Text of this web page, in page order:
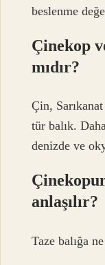
beslenme
Çinekop
mıdır?
Çin,
tür balık.
denizde ve
anlaşılır?
Taze balığa